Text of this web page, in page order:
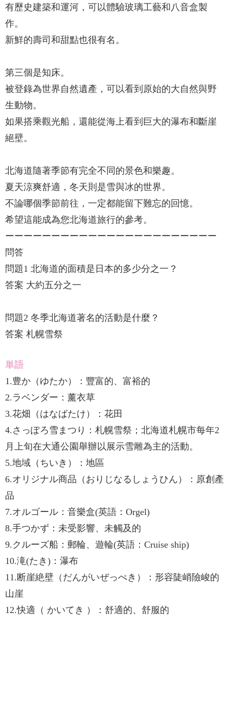
有歷史建築和運河，可以體驗玻璃工藝和八音盒製
作。
新鮮的壽司和甜點也很有名。
第三個是知床。
被登錄為世界自然遺產，可以看到原始的大自然與野
生動物。
如果搭乘觀光船，還能從海上看到巨大的瀑布和斷崖
絕壁。
北海道隨著季節有完全不同的景色和樂趣。
夏天涼爽舒適，冬天則是雪與冰的世界。
不論哪個季節前往，一定都能留下難忘的回憶。
希望這能成為您北海道旅行的參考。
ーーーーーーーーーーーーーーーーーーーーーーー
問答
問題1 北海道的面積是日本的多少分之一？
答案 大約五分之一
問題2 冬季北海道著名的活動是什麼？
答案 札幌雪祭
単語
1.豊か（ゆたか）：豐富的、富裕的
2.ラベンダー：薰衣草
3.花畑（はなばたけ）：花田
4.さっぽろ雪まつり：札幌雪祭；北海道札幌市每年2
月上旬在大通公園舉辦以展示雪雕為主的活動。
5.地域（ちいき）：地區
6.オリジナル商品（おりじなるしょうひん）：原創產
品
7.オルゴール：音樂盒(英語：Orgel)
8.手つかず：未受影響、未觸及的
9.クルーズ船：郵輪、遊輪(英語：Cruise ship)
10.滝(たき)：瀑布
11.断崖絶壁（だんがいぜっぺき）：形容陡峭險峻的
山崖
12.快適（ かいてき ）：舒適的、舒服的